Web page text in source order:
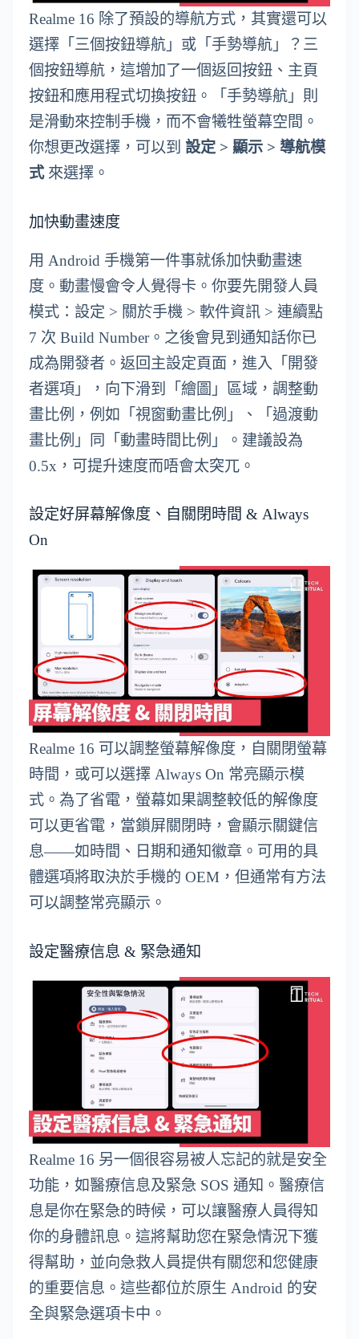
Realme 16 除了預設的導航方式，其實還可以
選擇「三個按鈕導航」或「手勢導航」？三
個按鈕導航，這增加了一個返回按鈕、主頁
按鈕和應用程式切換按鈕。「手勢導航」則
是滑動來控制手機，而不會犧牲螢幕空間。
你想更改選擇，可以到 設定 > 顯示 > 導航模
式來選擇。
加快動畫速度
用 Android 手機第一件事就係加快動畫速
度。動畫慢會令人覺得卡。你要先開發人員
模式：設定 > 關於手機 > 軟件資訊 > 連續點
7 次 Build Number。之後會見到通知話你已
成為開發者。返回主設定頁面，進入「開發
者選項」，向下滑到「繪圖」區域，調整動
畫比例，例如「視窗動畫比例」、「過渡動
畫比例」同「動畫時間比例」。建議設為
0.5x，可提升速度而唔會太突兀。
設定好屏幕解像度、自關閉時間 & Always
On
Realme 16 可以調整螢幕解像度，自關閉螢幕
時間，或可以選擇 Always On 常亮顯示模
式。為了省電，螢幕如果調整較低的解像度
可以更省電，當鎖屏關閉時，會顯示關鍵信
息——如時間、日期和通知徽章。可用的具
體選項將取決於手機的 OEM，但通常有方法
可以調整常亮顯示。
設定醫療信息 & 緊急通知
Realme 16 另一個很容易被人忘記的就是安全
功能，如醫療信息及緊急 SOS 通知。醫療信
息是你在緊急的時候，可以讓醫療人員得知
你的身體訊息。這將幫助您在緊急情況下獲
得幫助，並向急救人員提供有關您和您健康
的重要信息。這些都位於原生 Android 的安
全與緊急選項卡中。